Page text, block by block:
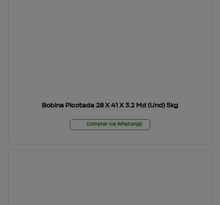
Bobina Picotada 28 X 41 X 3.2 Md (Und) 5kg
Comprar via WhatsApp